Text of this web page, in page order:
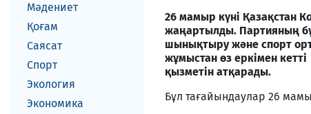
Мәдениет
Қоғам
Саясат
Спорт
Экология
Экономика
26 мамыр күні Қазақстан
жаңартылды. Партияның
шынықтыру және спорт
жұмыстан өз еркімен
қызметін атқарады.
Бұл тағайындаулар 26